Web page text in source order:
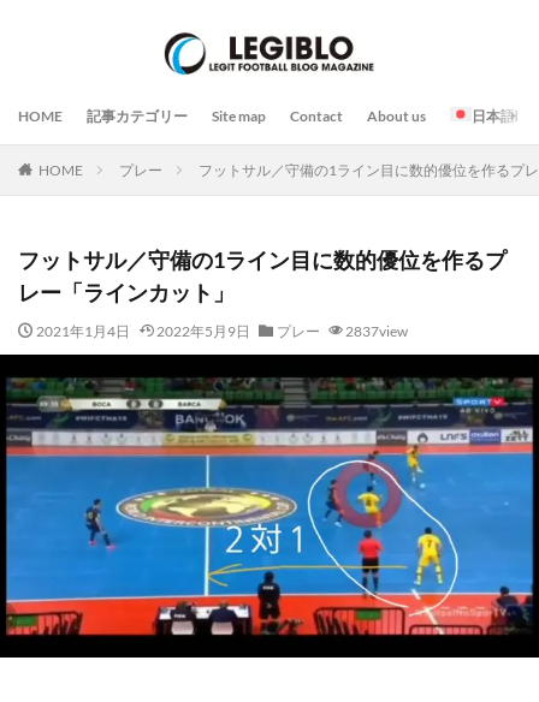
HOME 記事カテゴリー Site map Contact About us 日本語
HOME プレー フットサル／守備の1ライン目に数的優位を作るプ
フットサル／守備の1ライン目に数的優位を作るプ
レー「ラインカット」
2021年1月4日 2022年5月9日 プレー 2837view